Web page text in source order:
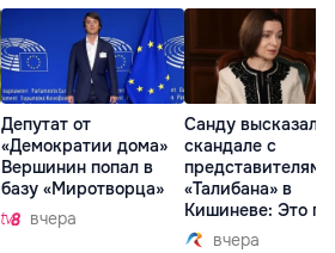
Депутат от
«Демократии дома»
Вершинин попал в
базу «Миротворца»
вчера
Санду
скандале с
представителями
«Талибана» в
Кишиневе: Это
вчера